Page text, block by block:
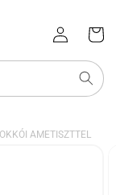
Bejelentkezés
kosara
AMETISZTTEL